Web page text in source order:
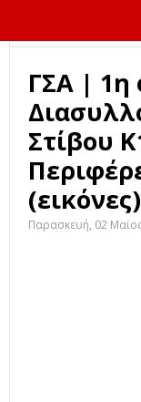
ΓΣΑ | 1η
Στίβου
(εικόνες)
Παρασκευή, 02